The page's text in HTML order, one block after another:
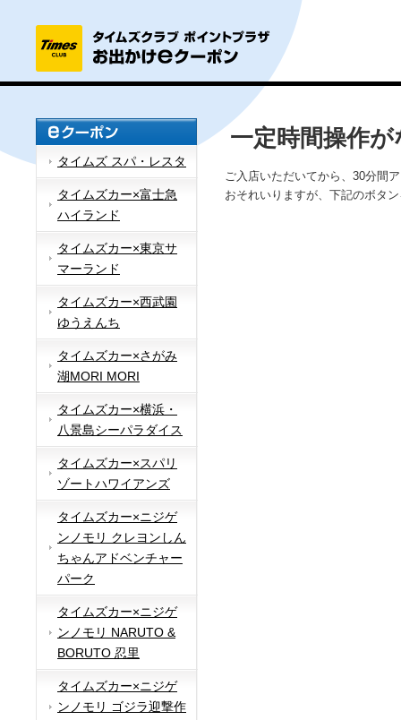
タイムズ スパ・レスタ
タイムズカー×富士急
ハイランド
タイムズカー×東京サ
マーランド
タイムズカー×西武園
ゆうえんち
タイムズカー×さがみ
湖MORI MORI
タイムズカー×横浜・
八景島シーパラダイス
タイムズカー×スパリ
ゾートハワイアンズ
タイムズカー×ニジゲ
ンノモリ クレヨンしん
ちゃんアドベンチャー
パーク
タイムズカー×ニジゲ
ンノモリ NARUTO &
BORUTO 忍里
タイムズカー×ニジゲ
ンノモリ ゴジラ迎撃作
一定時間操作
ご入店いただいてから、30分間
おそれいりますが、下記のボタ